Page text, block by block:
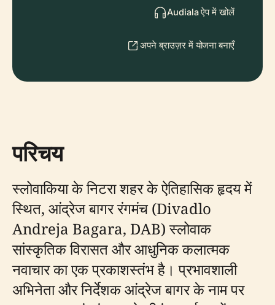
Audiala ऐप में खोलें
अपने ब्राउज़र में योजना बनाएँ
परिचय
स्लोवाकिया के निटरा शहर के ऐतिहासिक हृदय में
स्थित, आंद्रेज बागर रंगमंच (Divadlo
Andreja Bagara, DAB) स्लोवाक
सांस्कृतिक विरासत और आधुनिक कलात्मक
नवाचार का एक प्रकाशस्तंभ है। प्रभावशाली
अभिनेता और निर्देशक आंद्रेज बागर के नाम पर